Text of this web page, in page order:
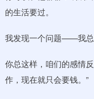
的生活要过。
我发现一个问题——我总
你总这样，咱们的感情
作，现在就只会要钱。”